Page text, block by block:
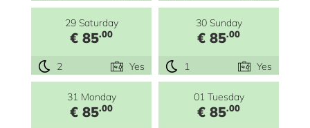
29 Saturday
€ 85.00
2 Yes
30 Sunday
€ 85.00
1 Yes
31 Monday
€ 85.00
01 Tuesday
€ 85.00